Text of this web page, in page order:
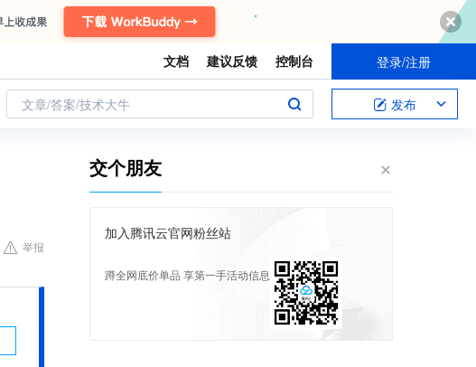
文档 建议反馈 控制台 登录/注册
文章/答案/技术大牛 发布
举报
交个朋友
加入腾讯云官网粉丝站
蹲全网底价单品 享第一手活动信息